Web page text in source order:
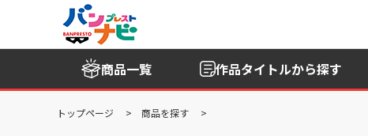
商品一覧 作品タイトルから探す
トップページ 商品を探す